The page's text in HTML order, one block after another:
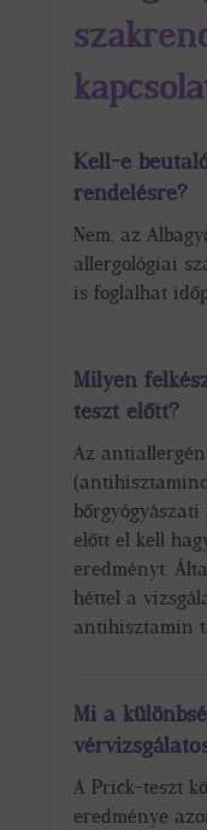
Kell-e
rendelésre?
Nem, az
allergológiai
is foglalhat
Milyen
teszt előtt?
Az
előtt el kell
eredményt.
héttel a
antihisztamin
Mi a
A Prick-teszt
eredménye